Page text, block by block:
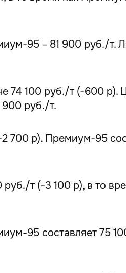
95 – 81 900 руб./т.
74 100 руб./т (-600
900 руб./т.
700 р). Премиум-95
т (-3 100 р), в то
95 составляет 75